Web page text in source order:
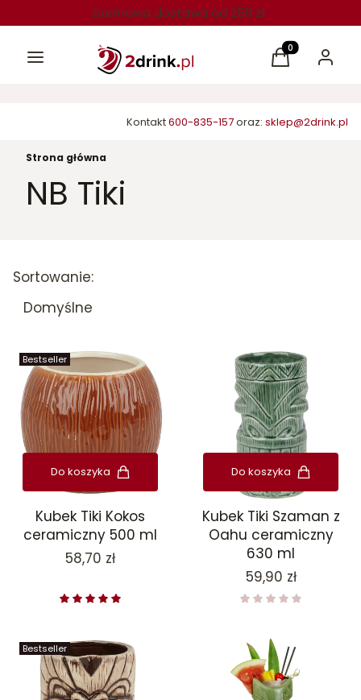
Darmowa dostawa od 250 zł
Menu Produkty w
Koszyk Zaloguj
Kontakt600-835-157oraz: sklep@2drink.pl
Strona główna
NB Tiki
Lista produktów
Sortowanie:
Domyślne
Bestseller
Do koszyka
Kubek Tiki Kokos
ceramiczny 500 ml
Cena
58,70 zł
Do koszyka
Kubek Tiki Szaman z
Oahu ceramiczny
630 ml
Cena
59,90 zł
Bestseller